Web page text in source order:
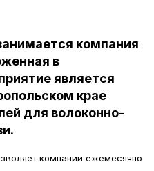
компания
в
является
крае
для волоконно-
компании ежемесячно